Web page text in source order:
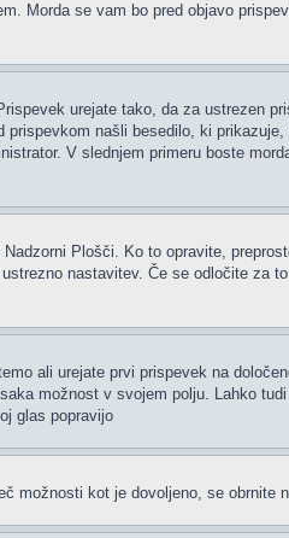
Morda se vam bo pred objavo
urejate tako, da za ustrezen
našli besedilo, ki
V slednjem primeru boste
Plošči. Ko to opravite,
nastavitev. Če se odločite za
ali urejate prvi prispevek na
možnost v svojem polju. Lahko
glas popravijo
možnosti kot je dovoljeno, se obrnite